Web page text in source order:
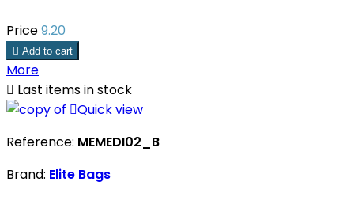
Price9.20
 Add to cart
More
 Last items in stock
Quick view
Reference: MEMEDI02_B
Brand: Elite Bags